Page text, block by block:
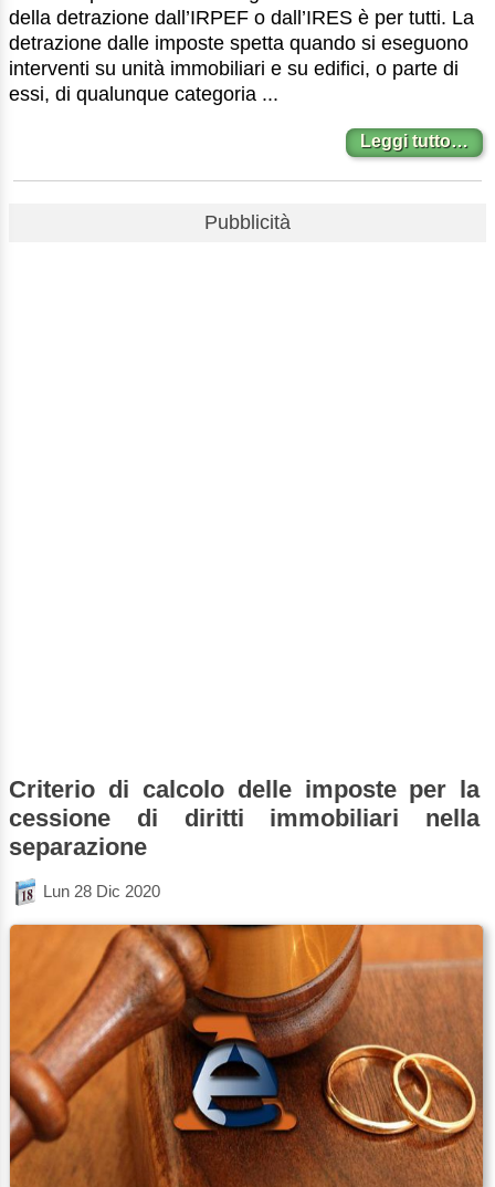
della detrazione dall’IRPEF o dall’IRES è per tutti. La
detrazione dalle imposte spetta quando si eseguono
interventi su unità immobiliari e su edifici, o parte di
essi, di qualunque categoria ...
Leggi tutto…
Pubblicità
Criterio di calcolo delle imposte per la
cessione di diritti immobiliari nella
separazione
Lun 28 Dic 2020